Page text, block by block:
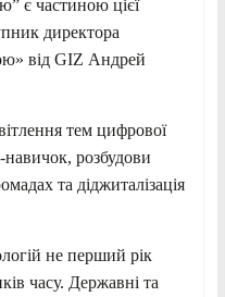
є частиною цієї
директора
від GIZ Андрей
тем цифрової
розбудови
та діджиталізація
не перший рік
часу. Державні та